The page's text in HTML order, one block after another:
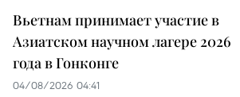
Вьетнам принимает участие в
Азиатском научном лагере 2026
года в Гонконге
04/08/2026 04:41